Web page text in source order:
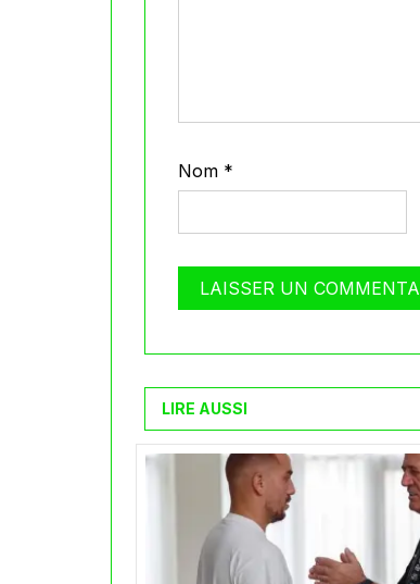
Nom *
LIRE AUSSI